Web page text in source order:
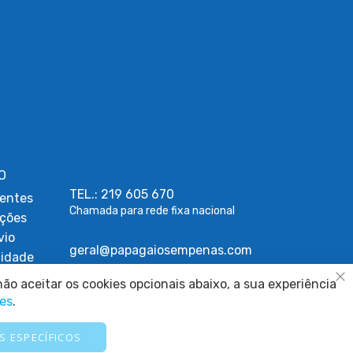
TEL.: 219 605 670
Chamada para rede fixa nacional
geral@papagaiosempenas.com
aceitar os cookies opcionais abaixo, a sua experiência
.
ESPECÍFICOS